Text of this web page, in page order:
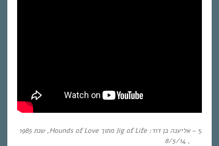
5 – אליענה בן דוד: Jig of Life מתוך Hounds of Love, שנת
, 8/5/14